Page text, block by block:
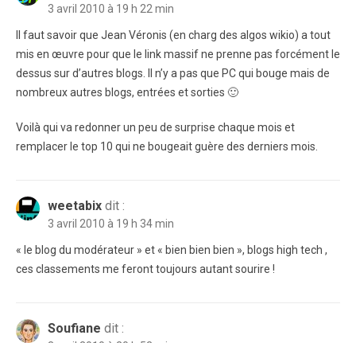
3 avril 2010 à 19 h 22 min
Il faut savoir que Jean Véronis (en charg des algos wikio) a tout
mis en œuvre pour que le link massif ne prenne pas forcément le
dessus sur d’autres blogs. Il n’y a pas que PC qui bouge mais de
nombreux autres blogs, entrées et sorties 🙂
Voilà qui va redonner un peu de surprise chaque mois et
remplacer le top 10 qui ne bougeait guère des derniers mois.
weetabix dit :
3 avril 2010 à 19 h 34 min
« le blog du modérateur » et « bien bien bien », blogs high tech ,
ces classements me feront toujours autant sourire !
Soufiane dit :